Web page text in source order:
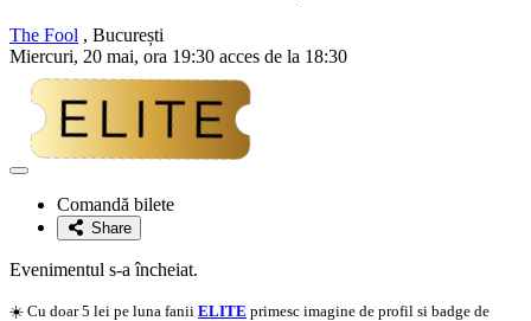
The Fool , București
Miercuri, 20 mai, ora 19:30 acces de la 18:30
Adaugă
favoriteComandă bilete
Share
Evenimentul s-a încheiat.
☀️ Cu doar 5 lei pe luna fanii ELITE primesc imagine de profil si badge de